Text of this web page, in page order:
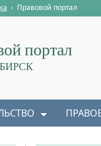
портал
› Правовой портал